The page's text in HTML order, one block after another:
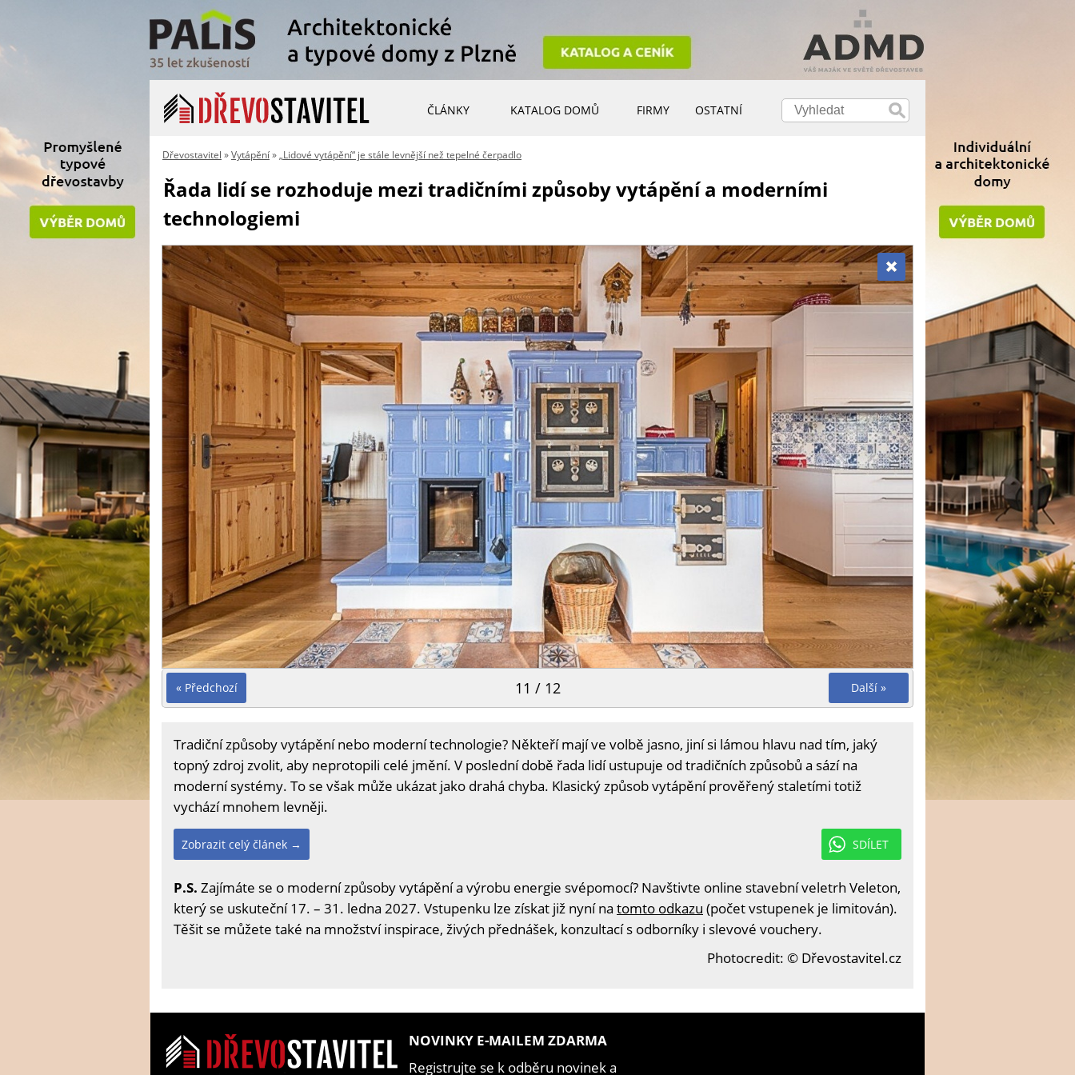
ČLÁNKY KATALOG DOMŮ FIRMY OSTATNÍ
Dřevostavitel »Vytápění»„Lidové vytápění“ je stále levnější než tepelné čerpadlo
Řada lidí se rozhoduje mezi tradičními způsoby vytápění a moderními
technologiemi
« Předchozí Další »
11 / 12
Tradiční způsoby vytápění nebo moderní technologie? Někteří mají ve volbě jasno, jiní si lámou hlavu nad tím, jaký
topný zdroj zvolit, aby neprotopili celé jmění. V poslední době řada lidí ustupuje od tradičních způsobů a sází na
moderní systémy. To se však může ukázat jako drahá chyba. Klasický způsob vytápění prověřený staletími totiž
vychází mnohem levněji.
SDÍLET
Zobrazit celý článek →
P.S. Zajímáte se o moderní způsoby vytápění a výrobu energie svépomocí? Navštivte online stavební veletrh Veleton,
který se uskuteční 17. – 31. ledna 2027. Vstupenku lze získat již nyní na tomto odkazu (počet vstupenek je limitován).
Těšit se můžete také na množství inspirace, živých přednášek, konzultací s odborníky i slevové vouchery.
Photocredit: © Dřevostavitel.cz
NOVINKY E-MAILEM ZDARMA
Registrujte se k odběru novinek a